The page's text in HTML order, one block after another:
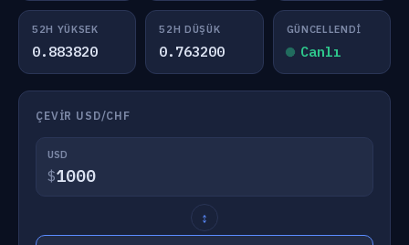
52H YÜKSEK
0.883820
52H DÜŞÜK
0.763200
GÜNCELLENDI
Canlı
ÇEVIR USD/CHF
USD
$
↕